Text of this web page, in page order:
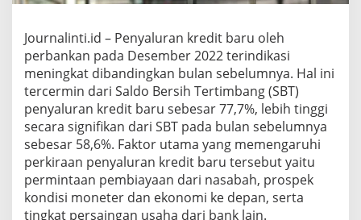
r
b
a
n
k
a
n
T
e
r
i
d
Journalinti.id – Penyaluran kredit baru oleh
perbankan pada Desember 2022 terindikasi
meningkat dibandingkan bulan sebelumnya. Hal ini
tercermin dari Saldo Bersih Tertimbang (SBT)
penyaluran kredit baru sebesar 77,7%, lebih tinggi
secara signifikan dari SBT pada bulan sebelumnya
sebesar 58,6%. Faktor utama yang memengaruhi
perkiraan penyaluran kredit baru tersebut yaitu
permintaan pembiayaan dari nasabah, prospek
kondisi moneter dan ekonomi ke depan, serta
tingkat persaingan usaha dari bank lain.